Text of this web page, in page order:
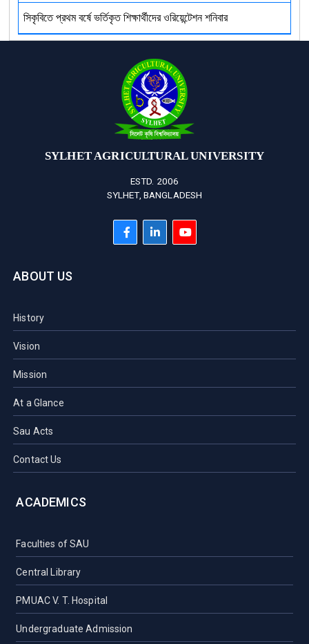
সিকৃবিতে প্রথম বর্ষে ভর্তিকৃত শিক্ষার্থীদের ওরিয়েন্টেশন শনিবার
SYLHET AGRICULTURAL UNIVERSITY
ESTD. 2006
SYLHET, BANGLADESH
ABOUT US
History
Vision
Mission
At a Glance
Sau Acts
Contact Us
ACADEMICS
Faculties of SAU
Central Library
PMUAC V. T. Hospital
Undergraduate Admission